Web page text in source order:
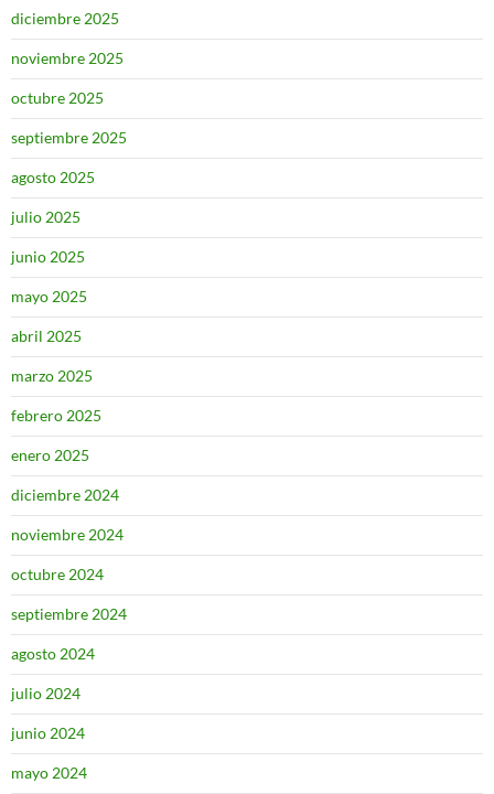
diciembre 2025
noviembre 2025
octubre 2025
septiembre 2025
agosto 2025
julio 2025
junio 2025
mayo 2025
abril 2025
marzo 2025
febrero 2025
enero 2025
diciembre 2024
noviembre 2024
octubre 2024
septiembre 2024
agosto 2024
julio 2024
junio 2024
mayo 2024